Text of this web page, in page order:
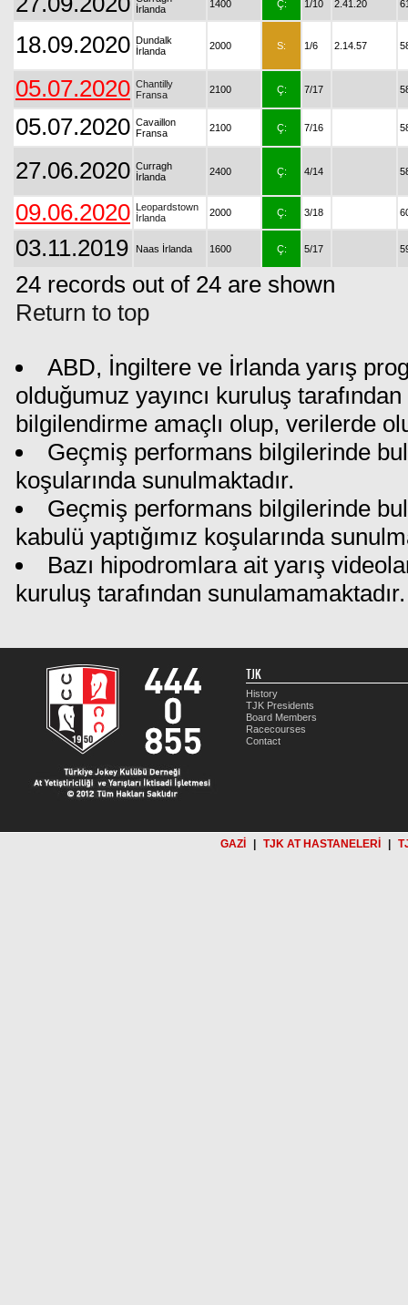
İrlanda
1400 Ç: 1/10 2.41.20
18.09.2020 Dundalk
İrlanda
2000 S: 1/6 2.14.57
05.07.2020 Chantilly
Fransa
2100 Ç: 7/17
05.07.2020 Cavaillon
Fransa
2100 Ç: 7/16
27.06.2020 Curragh
İrlanda
2400 Ç: 4/14
09.06.2020 Leopardstown
İrlanda
2000 Ç: 3/18
03.11.2019 Naas İrlanda 1600 Ç: 5/17
24 records out of 24 are shown
Return to top
ABD, İngiltere ve İrlanda yarış
olduğumuz yayıncı kuruluş
bilgilendirme amaçlı olup, verilerde
Geçmiş performans bilgilerinde
koşularında sunulmaktadır.
Geçmiş performans bilgilerinde
kabulü yaptığımız koşularında
Bazı hipodromlara ait yarış
kuruluş tarafından sunulamamaktadır.
TJK
History
TJK Presidents
Board Members
Racecourses
Contact
GAZİ TJK AT HASTANELERİ